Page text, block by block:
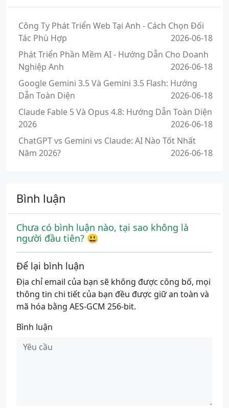
Công Ty Phát Triển Web Tại Anh - Cách Chọn Đối
Tác Phù Hợp
2026-06-18
Phát Triển Phần Mềm AI - Hướng Dẫn Cho Doanh
Nghiệp Anh
2026-06-18
Google Gemini 3.5 Và Gemini 3.5 Flash: Hướng
Dẫn Toàn Diện
2026-06-18
Claude Fable 5 Và Opus 4.8: Hướng Dẫn Toàn Diện
2026
2026-06-18
ChatGPT vs Gemini vs Claude: AI Nào Tốt Nhất
Năm 2026?
2026-06-18
Bình luận
Chưa có bình luận nào, tại sao không là
người đầu tiên? 😃
Để lại bình luận
Địa chỉ email của bạn sẽ không được công bố, mọi
thông tin chi tiết của bạn đều được giữ an toàn và
mã hóa bằng AES-GCM 256-bit.
Bình luận